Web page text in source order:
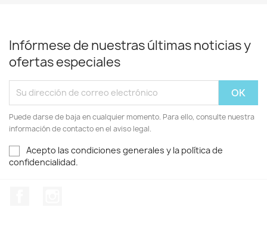
Infórmese de nuestras últimas noticias y
ofertas especiales
Puede darse de baja en cualquier momento. Para ello, consulte nuestra
información de contacto en el aviso legal.
Acepto las condiciones generales y la política de
confidencialidad.